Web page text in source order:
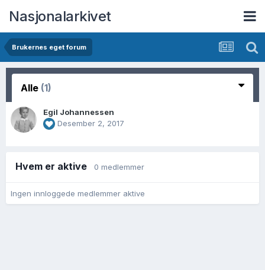
Nasjonalarkivet
Brukernes eget forum
Alle (1)
Egil Johannessen
Desember 2, 2017
Hvem er aktive 0 medlemmer
Ingen innloggede medlemmer aktive